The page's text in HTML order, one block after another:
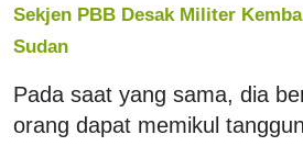
Sekjen PBB Desak Militer
Sudan
Pada saat yang sama, dia
orang dapat memikul